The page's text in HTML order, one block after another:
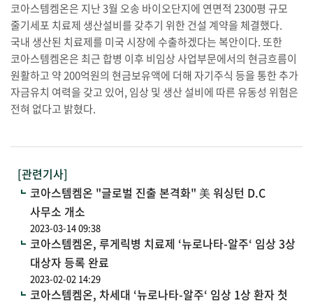
코아스템켐온은 지난 3월 오송 바이오단지에 연면적 2300평 규모
줄기세포 치료제 생산설비를 갖추기 위한 건설 계약을 체결했다.
국내 생산된 치료제를 미국 시장에 수출하겠다는 복안이다. 또한
코아스템켐온은 최근 합병 이후 비임상 사업부문에서의 현금흐름이
원활하고 약 200억원의 현금보유액에 더해 자기주식 등을 통한 추가
자금유치 여력을 갖고 있어, 임상 및 생산 설비에 따른 유동성 위험은
전혀 없다고 밝혔다.
[관련기사]
코아스템켐온 "글로벌 진출 본격화" 美 워싱턴 D.C
사무소 개소
2023-03-14 09:38
코아스템켐온, 루게릭병 치료제 ‘뉴로나타-알주‘ 임상 3상
대상자 등록 완료
2023-02-02 14:29
코아스템켐온, 차세대 ‘뉴로나타-알주‘ 임상 1상 환자 첫